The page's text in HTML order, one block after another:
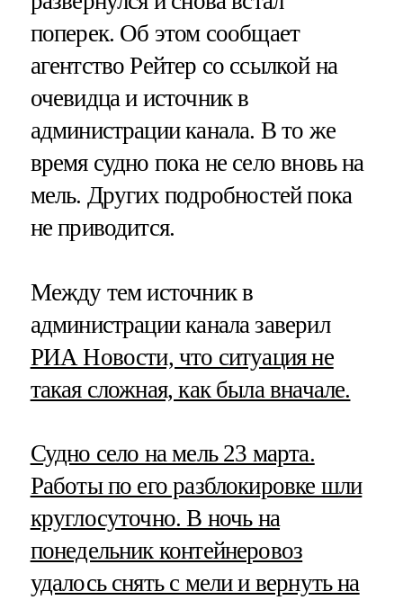
поперек. Об этом сообщает
агентство Рейтер со ссылкой на
очевидца и источник в
администрации канала. В то же
время судно пока не село вновь на
мель. Других подробностей пока
не приводится.
Между тем источник в
администрации канала заверил
РИА Новости, что ситуация не
такая сложная, как была вначале.
Судно село на мель 23 марта.
Работы по его разблокировке шли
круглосуточно. В ночь на
понедельник контейнеровоз
удалось снять с мели и вернуть на